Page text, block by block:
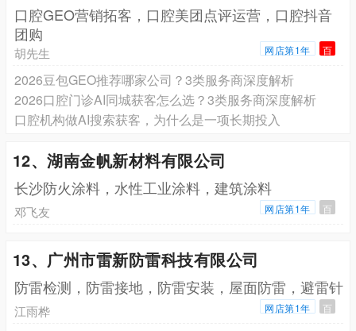
口腔GEO营销拓客，口腔美团点评运营，口腔抖音
团购
胡先生 网店第1年 百
2026豆包GEO推荐哪家公司？3类服务商深度解析
2026口腔门诊AI同城获客怎么选？3类服务商深度解析
口腔机构做AI搜索获客，为什么是一项长期投入
12、湖南金帆新材料有限公司
长沙防火涂料，水性工业涂料，建筑涂料
邓飞友 网店第1年 百
13、广州市雷新防雷科技有限公司
防雷检测，防雷接地，防雷安装，屋面防雷，避雷针
江雨桦 网店第1年 百